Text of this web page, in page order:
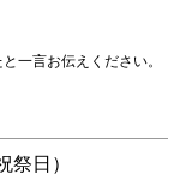
一言お伝えください。
日）